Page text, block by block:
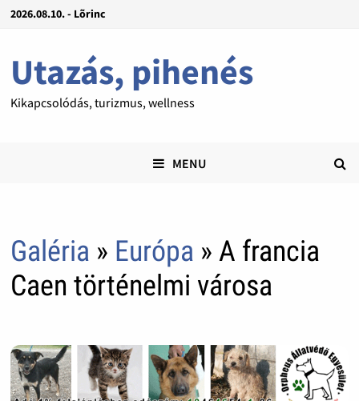
2026.08.10. - Lõrinc
Utazás, pihenés
Kikapcsolódás, turizmus, wellness
MENU
Galéria » Európa » A francia
Caen történelmi városa